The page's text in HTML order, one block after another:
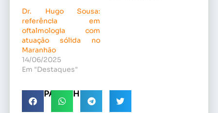
Dr. Hugo Sousa:
referência em
oftalmologia com
atuação sólida no
Maranhão
14/06/2025
Em "Destaques"
COMPARTILHE!